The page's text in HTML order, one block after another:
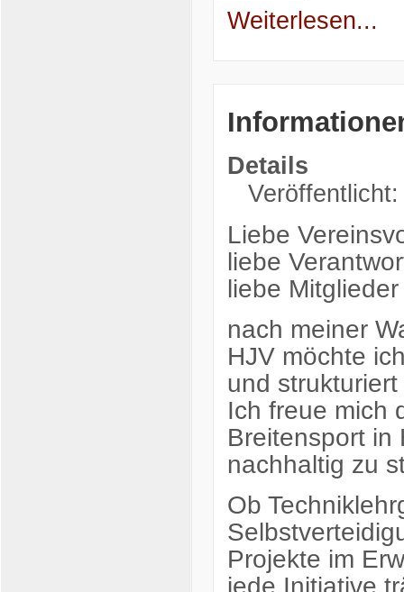
Weiterlesen...
Details
Liebe
liebe
liebe
nach meiner
HJV möchte
und
Ich freue mich
Breitensport in
nachhaltig zu
Ob
Projekte im
jede Initiative